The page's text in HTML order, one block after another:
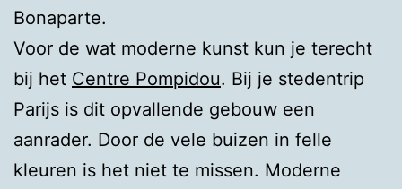
Bonaparte.
Voor de wat moderne kunst kun je terecht
bij het Centre Pompidou. Bij je stedentrip
Parijs is dit opvallende gebouw een
aanrader. Door de vele buizen in felle
kleuren is het niet te missen. Moderne